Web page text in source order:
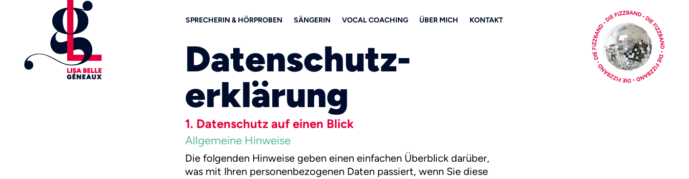
SPRECHERIN & HÖRPROBEN SÄNGERIN VOCAL COACHING ÜBER MICH KONTAKT
Datenschutz­
erklärung
1. Datenschutz auf einen Blick
Allgemeine Hinweise
Die folgenden Hinweise geben einen einfachen Überblick darüber,
was mit Ihren personenbezogenen Daten passiert, wenn Sie diese